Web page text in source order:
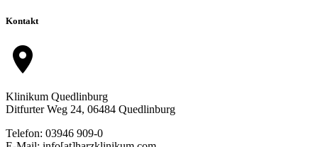
Kontakt
location_on
Klinikum Quedlinburg
Ditfurter Weg 24, 06484 Quedlinburg
Telefon: 03946 909-0